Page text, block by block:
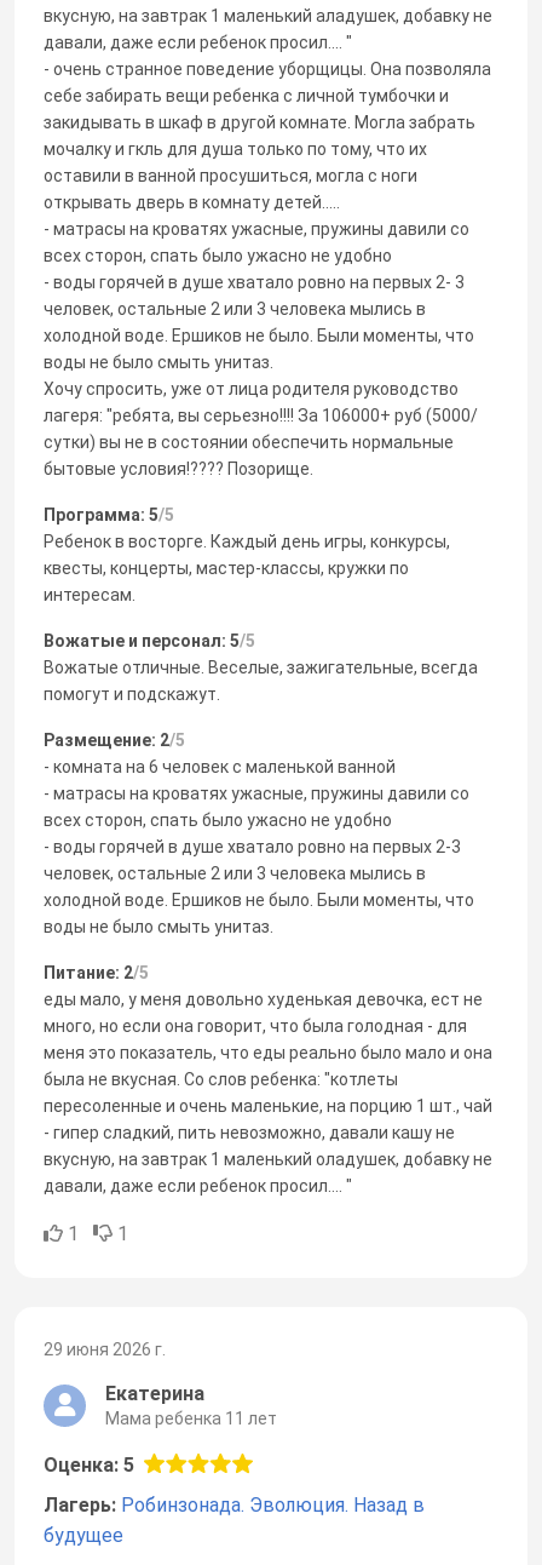
вкусную, на завтрак 1 маленький аладушек, добавку не
давали, даже если ребенок просил.... "
- очень странное поведение уборщицы. Она позволяла
себе забирать вещи ребенка с личной тумбочки и
закидывать в шкаф в другой комнате. Могла забрать
мочалку и гкль для душа только по тому, что их
оставили в ванной просушиться, могла с ноги
открывать дверь в комнату детей.....
- матрасы на кроватях ужасные, пружины давили со
всех сторон, спать было ужасно не удобно
- воды горячей в душе хватало ровно на первых 2- 3
человек, остальные 2 или 3 человека мылись в
холодной воде. Ершиков не было. Были моменты, что
воды не было смыть унитаз.
Хочу спросить, уже от лица родителя руководство
лагеря: "ребята, вы серьезно!!!! За 106000+ руб (5000/
сутки) вы не в состоянии обеспечить нормальные
бытовые условия!???? Позорище.
Программа: 5/5
Ребенок в восторге. Каждый день игры, конкурсы,
квесты, концерты, мастер-классы, кружки по
интересам.
Вожатые и персонал: 5/5
Вожатые отличные. Веселые, зажигательные, всегда
помогут и подскажут.
Размещение: 2/5
- комната на 6 человек с маленькой ванной
- матрасы на кроватях ужасные, пружины давили со
всех сторон, спать было ужасно не удобно
- воды горячей в душе хватало ровно на первых 2-3
человек, остальные 2 или 3 человека мылись в
холодной воде. Ершиков не было. Были моменты, что
воды не было смыть унитаз.
Питание: 2/5
еды мало, у меня довольно худенькая девочка, ест не
много, но если она говорит, что была голодная - для
меня это показатель, что еды реально было мало и она
была не вкусная. Со слов ребенка: "котлеты
пересоленные и очень маленькие, на порцию 1 шт., чай
- гипер сладкий, пить невозможно, давали кашу не
вкусную, на завтрак 1 маленький оладушек, добавку не
давали, даже если ребенок просил.... "
1 1
29 июня 2026 г.
Екатерина
Мама ребенка 11 лет
Оценка: 5
Лагерь: Робинзонада. Эволюция. Назад в
будущее